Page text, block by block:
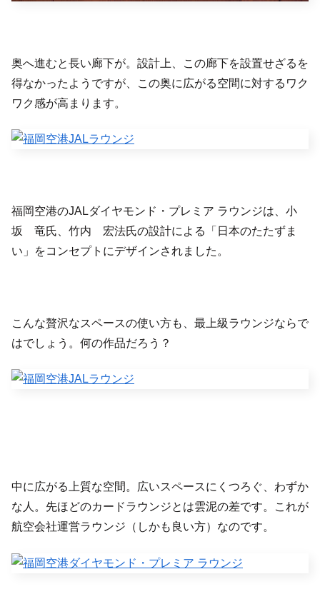
奥へ進むと長い廊下が。設計上、この廊下を設置せざるを
得なかったようですが、この奥に広がる空間に対するワク
ワク感が高まります。
福岡空港のJALダイヤモンド・プレミア ラウンジは、小
坂 竜氏、竹内 宏法氏の設計による「日本のたたずま
い」をコンセプトにデザインされました。
こんな贅沢なスペースの使い方も、最上級ラウンジならで
はでしょう。何の作品だろう？
中に広がる上質な空間。広いスペースにくつろぐ、わずか
な人。先ほどのカードラウンジとは雲泥の差です。これが
航空会社運営ラウンジ（しかも良い方）なのです。